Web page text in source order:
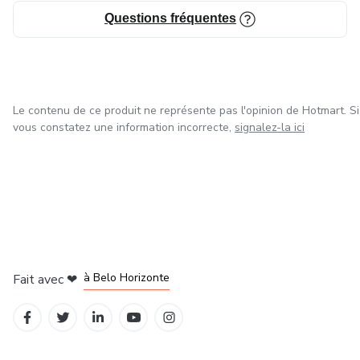
Questions fréquentes
Le contenu de ce produit ne représente pas l'opinion de Hotmart. Si
vous constatez une information incorrecte, signalez-la ici
Fait avec ❤ à Belo Horizonte